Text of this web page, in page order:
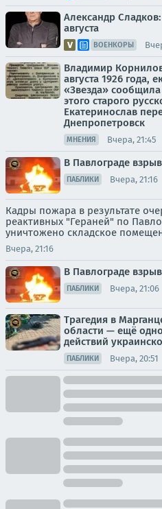
Александр
августа
ВОЕНКОРЫ
Владимир
августа 1926 года,
«Звезда»
этого старого
Екатеринослав
Днепропетровск
МНЕНИЯ Вчера, 21:45
В Павлограде
ПАБЛИКИ Вчера, 21:16
Кадры пожара в результате
реактивных "Гераней" по
уничтожено складское
Вчера, 21:16
В Павлограде
ПАБЛИКИ Вчера, 21:06
Трагедия в
области — ещё
действий
ПАБЛИКИ Вчера, 20:51